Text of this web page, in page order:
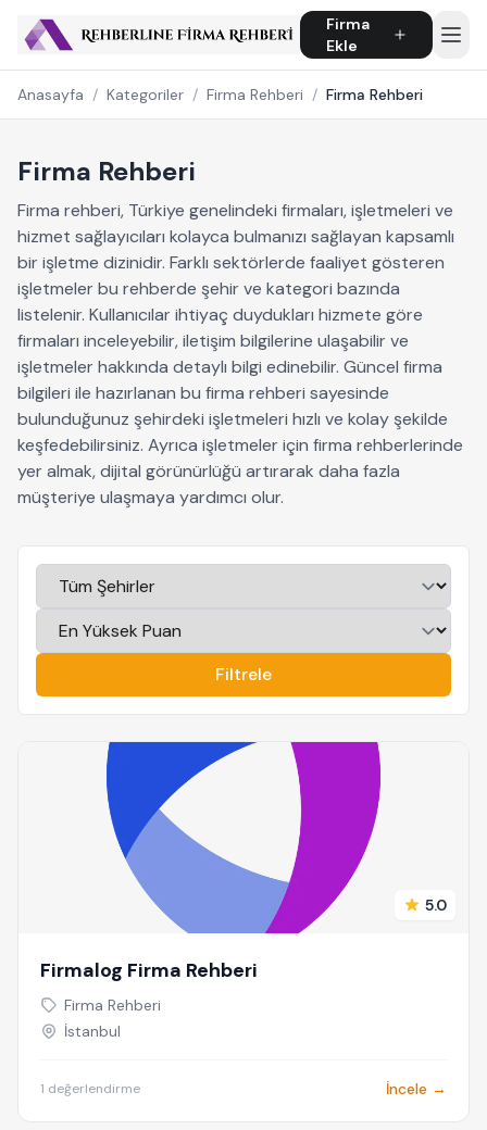
Firma
Ekle
Anasayfa / Kategoriler / Firma Rehberi / Firma Rehberi
Firma Rehberi
Firma rehberi, Türkiye genelindeki firmaları, işletmeleri ve
hizmet sağlayıcıları kolayca bulmanızı sağlayan kapsamlı
bir işletme dizinidir. Farklı sektörlerde faaliyet gösteren
işletmeler bu rehberde şehir ve kategori bazında
listelenir. Kullanıcılar ihtiyaç duydukları hizmete göre
firmaları inceleyebilir, iletişim bilgilerine ulaşabilir ve
işletmeler hakkında detaylı bilgi edinebilir. Güncel firma
bilgileri ile hazırlanan bu firma rehberi sayesinde
bulunduğunuz şehirdeki işletmeleri hızlı ve kolay şekilde
keşfedebilirsiniz. Ayrıca işletmeler için firma rehberlerinde
yer almak, dijital görünürlüğü artırarak daha fazla
müşteriye ulaşmaya yardımcı olur.
Filtrele
5.0
Firmalog Firma Rehberi
Firma Rehberi
İstanbul
1 değerlendirme İncele →